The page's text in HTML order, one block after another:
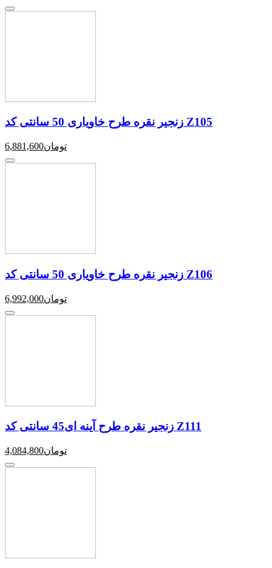
زنجیر نقره طرح خاویاری 50 سانتی کد Z105
6,881,600تومان
زنجیر نقره طرح خاویاری 50 سانتی کد Z106
6,992,000تومان
زنجیر نقره طرح آینه ای45 سانتی کد Z111
4,084,800تومان